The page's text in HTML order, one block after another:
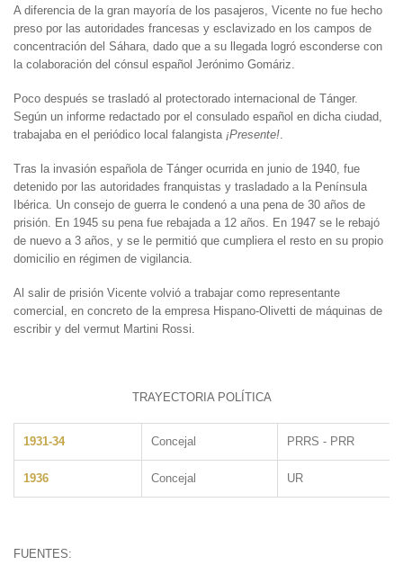
A diferencia de la gran mayoría de los pasajeros, Vicente no fue hecho
preso por las autoridades francesas y esclavizado en los campos de
concentración del Sáhara, dado que a su llegada logró esconderse con
la colaboración del cónsul español Jerónimo Gomáriz.
Poco después se trasladó al protectorado internacional de Tánger.
Según un informe redactado por el consulado español en dicha ciudad,
trabajaba en el periódico local falangista ¡Presente!
Tras la invasión española de Tánger ocurrida en junio de 1940, fue
detenido por las autoridades franquistas y trasladado a la Península
Ibérica. Un consejo de guerra le condenó a una pena de 30 años de
prisión. En 1945 su pena fue rebajada a 12 años. En 1947 se le rebajó
de nuevo a 3 años, y se le permitió que cumpliera el resto en su propio
domicilio en régimen de vigilancia.
Al salir de prisión Vicente volvió a trabajar como representante
comercial, en concreto de la empresa Hispano-Olivetti de máquinas de
escribir y del vermut Martini Rossi.
TRAYECTORIA POLÍTICA
1931-34 Concejal PRRS - PRR
1936 Concejal UR
FUENTES: